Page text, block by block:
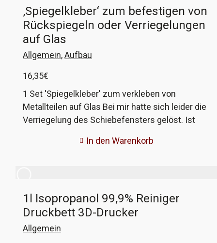
‚Spiegelkleber‘ zum befestigen von
Rückspiegeln oder Verriegelungen
auf Glas
Allgemein,Aufbau
16,35€
1 Set 'Spiegelkleber' zum verkleben von
Metallteilen auf Glas Bei mir hatte sich leider die
Verriegelung des Schiebefensters gelöst. Ist
selber aufgeht. Ich habe mir dann mit diesem
essentiell wichtig ist! Bremsenreiniger oder
ähnliche Flüssigkeiten hinterlassen Rückstände
auf der Scheibe, was unweigerlich dazu führt,
In den Warenkorb
1l Isopropanol 99,9% Reiniger
Druckbett 3D-Drucker
Allgemein